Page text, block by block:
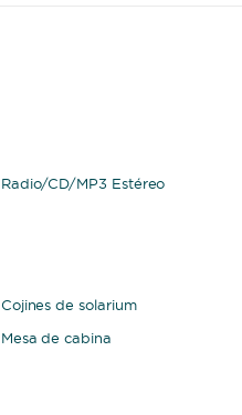
Radio/CD/MP3 Estéreo
Cojines de solarium
Mesa de cabina